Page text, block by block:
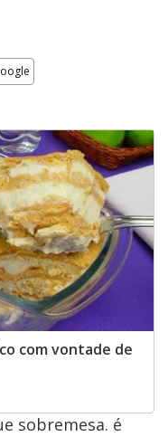
com vontade de
sobremesa. é